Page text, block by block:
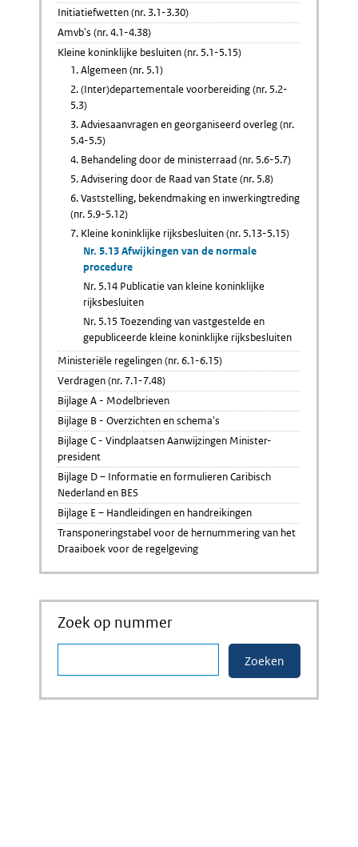
Initiatiefwetten (nr. 3.1-3.30)
Amvb's (nr. 4.1-4.38)
Kleine koninklijke besluiten (nr. 5.1-5.15)
1. Algemeen (nr. 5.1)
2. (Inter)departementale voorbereiding (nr. 5.2-
5.3)
3. Adviesaanvragen en georganiseerd overleg (nr.
5.4-5.5)
4. Behandeling door de ministerraad (nr. 5.6-5.7)
5. Advisering door de Raad van State (nr. 5.8)
6. Vaststelling, bekendmaking en inwerkingtreding
(nr. 5.9-5.12)
7. Kleine koninklijke rijksbesluiten (nr. 5.13-5.15)
Nr. 5.13 Afwijkingen van de normale
procedure
Nr. 5.14 Publicatie van kleine koninklijke
rijksbesluiten
Nr. 5.15 Toezending van vastgestelde en
gepubliceerde kleine koninklijke rijksbesluiten
Ministeriële regelingen (nr. 6.1-6.15)
Verdragen (nr. 7.1-7.48)
Bijlage A - Modelbrieven
Bijlage B - Overzichten en schema's
Bijlage C - Vindplaatsen Aanwijzingen Minister-
president
Bijlage D – Informatie en formulieren Caribisch
Nederland en BES
Bijlage E – Handleidingen en handreikingen
Transponeringstabel voor de hernummering van het
Draaiboek voor de regelgeving
Zoek op nummer